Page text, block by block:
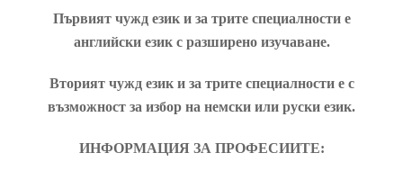
Първият чужд език и за трите специалности е
английски език с разширено изучаване.
Вторият чужд език и за трите специалности е с
възможност за избор на немски или руски език.
ИНФОРМАЦИЯ ЗА ПРОФЕСИИТЕ: